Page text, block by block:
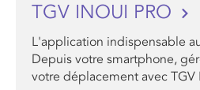
TGV INOUI PRO
L'application indispensable
Depuis votre smartphone,
votre déplacement avec TGV